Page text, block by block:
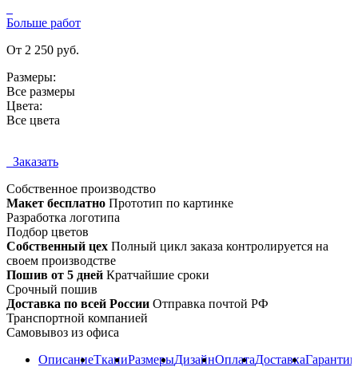
Больше работ
От 2 250 руб.
Размеры:
Все размеры
Цвета:
Все цвета
Заказать
Собственное производство
Макет бесплатно Прототип по картинке
Разработка логотипа
Подбор цветов
Собственный цех Полный цикл заказа контролируется на
своем производстве
Пошив от 5 дней Кратчайшие сроки
Срочный пошив
Доставка по всей России Отправка почтой РФ
Транспортной компанией
Самовывоз из офиса
ОписаниеТканиРазмерыДизайнОплатаДоставкаГарантии